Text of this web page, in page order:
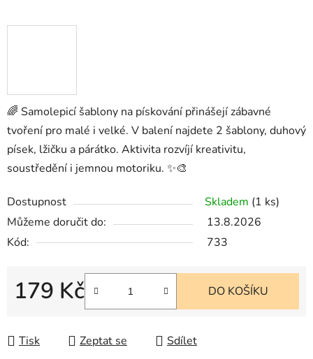
🌈 Samolepicí šablony na pískování přinášejí zábavné
tvoření pro malé i velké. V balení najdete 2 šablony, duhový
písek, lžičku a párátko. Aktivita rozvíjí kreativitu,
soustředění i jemnou motoriku. ✨🎨
Dostupnost Skladem (1 ks)
Můžeme doručit do:
13.8.2026
Kód:
733
179 Kč DO KOŠÍKU
Tisk Zeptat se Sdílet